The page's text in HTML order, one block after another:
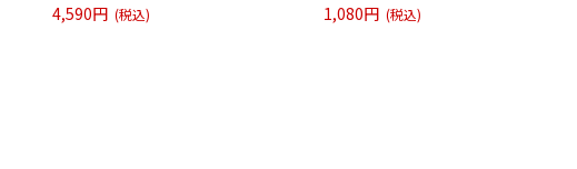
4,590円 (税込) 1,080円 (税込)